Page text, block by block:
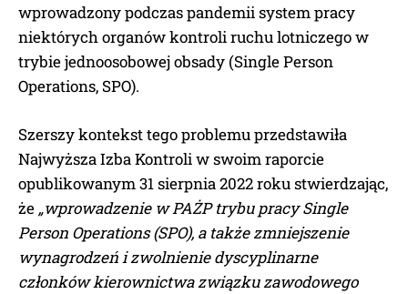
wprowadzony podczas pandemii system pracy
niektórych organów kontroli ruchu lotniczego w
trybie jednoosobowej obsady (Single Person
Operations, SPO).
Szerszy kontekst tego problemu przedstawiła
Najwyższa Izba Kontroli w swoim raporcie
opublikowanym 31 sierpnia 2022 roku stwierdzając,
że „wprowadzenie w PAŻP trybu pracy Single
Person Operations (SPO), a także zmniejszenie
wynagrodzeń i zwolnienie dyscyplinarne
członków kierownictwa związku zawodowego